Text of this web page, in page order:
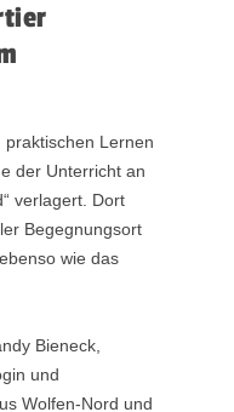
Lernen
der Unterricht an
verlagert. Dort
Begegnungsort
wie das
Bieneck,
und
Wolfen-Nord und